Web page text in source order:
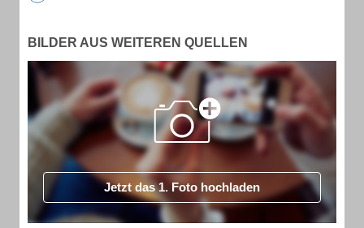
BILDER AUS WEITEREN QUELLEN
Jetzt das 1. Foto hochladen